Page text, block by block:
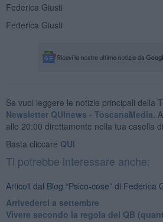
Federica Giusti
Federica Giusti
Se vuoi leggere le notizie principali della
Newsletter QUInews - ToscanaMedia.
alle 20:00 direttamente nella tua casella
Basta cliccare QUI
Ti potrebbe interessare anche:
Articoli dal Blog “Psico-cose” di Federica
​Arrivederci a settembre
​Vivere secondo la regola del QB